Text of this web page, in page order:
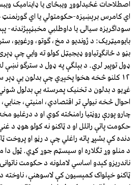
اصطلاحات غځيدلووړ ويبځاى يا ډايناميک
اي کامرس برېښيزه-حکومتولي يا اي ګورنمنټ
سوداګريزه سيالۍ يا داوطلبي مخبڼپېژندنه-
بايوميټريک: د ژونديو د مخ، ګوتو، ورغويو،
بڼو د ځانګړتياوو ډيجيټل کولو ته وايي چې
١٢ کلنو څخه هخوا پخېږي چې بدلون يې
غړيو د بدلون د تخنيک پمرسته يې بدلول
احوال څخه نيولې تر اقتصادي، امنيتي،
چارو پورې روڼتيا رامنځته کوي او د درغليو
حکومت پاتې راتلل او د ټاکنو نه کولو هوډ د
دنده کې بشپړ پاته راغلي چې د رڼو او پروخت
د منلو وړ تګلاره او سيسټم جوړ کړي. ټول دا
ناندريزو کېدو اساسي لاملونه د حکومت
ټاکنو خپلواک کمېسيون کې لاسوهنې،